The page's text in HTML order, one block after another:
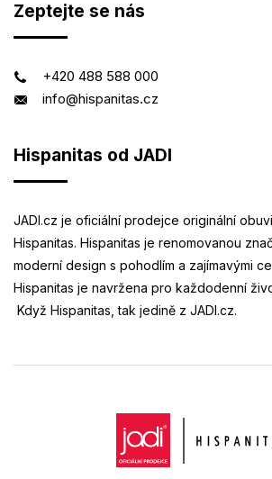
Zeptejte se nás
+420 488 588 000
info@hispanitas.cz
Hispanitas od JADI
JADI.cz je oficiální prodejce originální
Hispanitas. Hispanitas je renomovanou
moderní design s pohodlím a zajímavými
Hispanitas je navržena pro každodenní
Když Hispanitas, tak jedině z JADI.cz.